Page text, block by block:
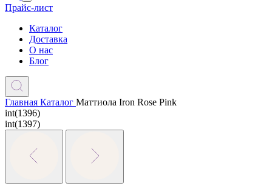
Прайс-лист
Каталог
Доставка
О нас
Блог
Главная Каталог Маттиола Iron Rose Pink
int(1396)
int(1397)